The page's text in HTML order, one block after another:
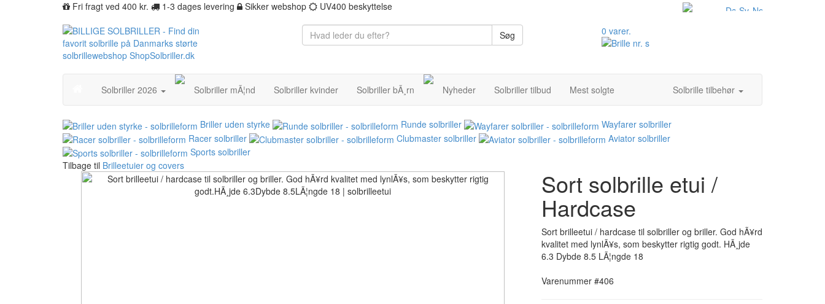
Fri fragt ved 400 kr. 1-3 dages levering Sikker webshop UV400 beskyttelse
Søg 0 varer.
Solbriller 2026 Solbriller mÃ¦nd Solbriller kvinder Solbriller bÃ¸rn Nyheder Solbriller tilbud Mest solgte Solbrille tilbehør
Briller uden styrke Runde solbriller
Wayfarer solbriller
Racer solbriller
Clubmaster solbriller
Aviator solbriller
Sports solbriller
Tilbage til Brilleetuier og covers
Sort solbrille etui /
Hardcase
Sort brilleetui / hardcase til solbriller og briller. God hÃ¥rd
kvalitet med lynlÃ¥s, som beskytter rigtig godt. HÃ¸jde
6.3 Dybde 8.5 LÃ¦ngde 18
Varenummer #406